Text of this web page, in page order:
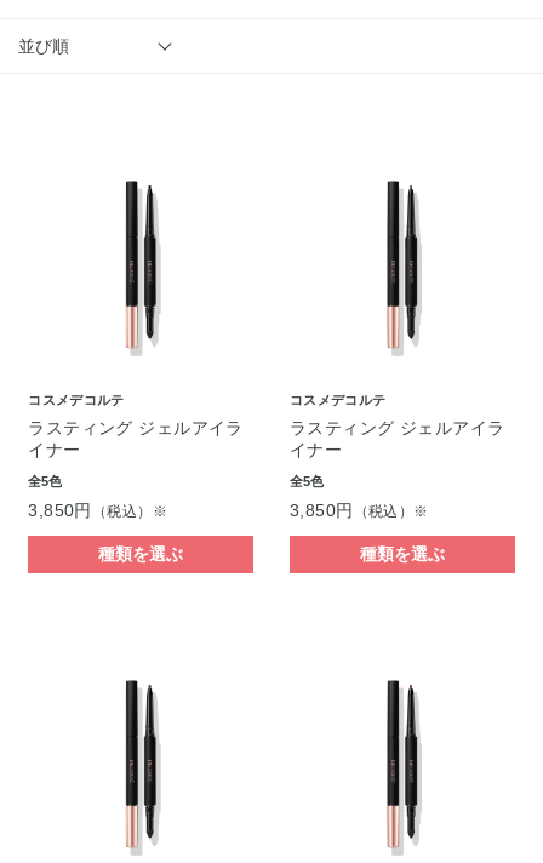
並び順
コスメデコルテ
ラスティング ジェルアイラ
イナー
全5色
3,850円 （税込）※
種類を選ぶ
コスメデコルテ
ラスティング ジェルアイラ
イナー
全5色
3,850円 （税込）※
種類を選ぶ